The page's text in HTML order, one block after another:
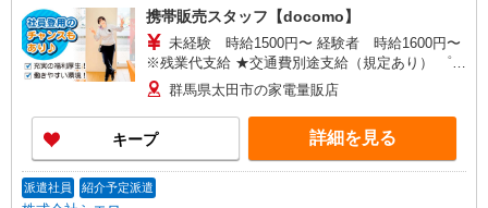
携帯販売スタッフ【docomo】
未経験 時給1500円〜 経験者 時給1600円〜
※残業代支給 ★交通費別途支給（規定あり） ゜
+゜・。○。・゜+゜・。○。・゜+゜ 入社祝い金10
万円支給(規定有) お友達を紹介頂くと, インセンテ
ィブ支給(規定有) ★月2回払い・週払い可能（規程
有）★ ゜・。○。・゜+゜・。○。・゜+゜
群馬県太田市の家電量販店
キープ 詳細を見る
派遣社員 紹介予定派遣